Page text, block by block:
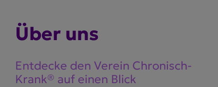
Über uns
Entdecke den Verein Chronisch­
Krank® auf einen Blick